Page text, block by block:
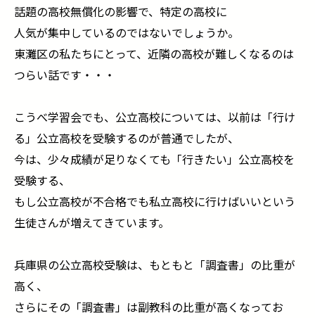
話題の高校無償化の影響で、特定の高校に
人気が集中しているのではないでしょうか。
東灘区の私たちにとって、近隣の高校が難しくなるのは
つらい話です・・・
こうべ学習会でも、公立高校については、以前は「行け
る」公立高校を受験するのが普通でしたが、
今は、少々成績が足りなくても「行きたい」公立高校を
受験する、
もし公立高校が不合格でも私立高校に行けばいいという
生徒さんが増えてきています。
兵庫県の公立高校受験は、もともと「調査書」の比重が
高く、
さらにその「調査書」は副教科の比重が高くなってお